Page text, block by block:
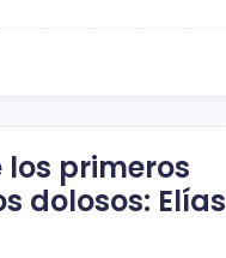
primeros
dolosos: Elías